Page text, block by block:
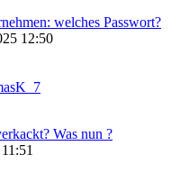
welches Passwort?
12:50
Was nun ?